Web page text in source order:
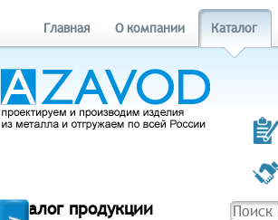
Главная О компании Каталог
Каталог продукции